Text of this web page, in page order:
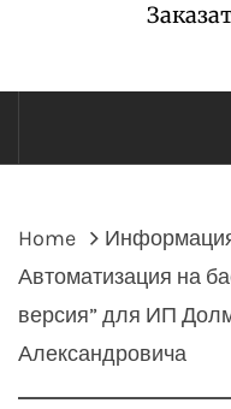
Home
Автоматизация на
версия” для ИП
Александровича